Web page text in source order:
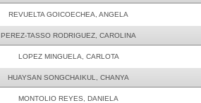
REVUELTA GOICOECHEA, ANGELA
PEREZ-TASSO RODRIGUEZ, CAROLINA
LOPEZ MINGUELA, CARLOTA
HUAYSAN SONGCHAIKUL, CHANYA
MONTOLIO REYES, DANIELA